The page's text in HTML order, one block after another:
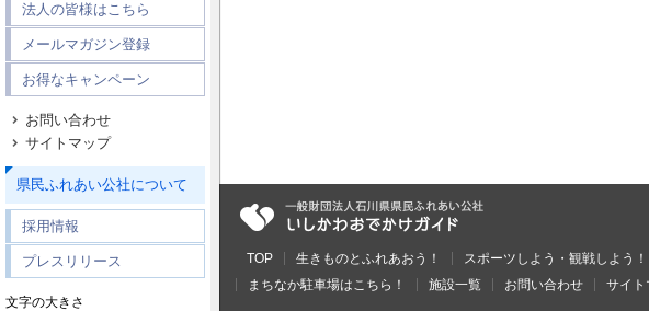
法人の皆様はこちら
メールマガジン登録
お得なキャンペーン
お問い合わせ
サイトマップ
県民ふれあい公社について
採用情報
プレスリリース
文字の大きさ
TOP 生きものとふれあおう！ スポーツしよう・観戦しよう！
まちなか駐車場はこちら！
施設一覧 お問い合わせ サイト